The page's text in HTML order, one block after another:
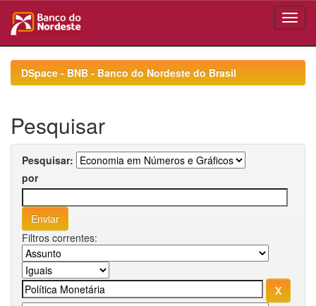
navigationDSpace - BNB - Banco do Nordeste do Brasil
Pesquisar
Pesquisar:
por
Filtros correntes: